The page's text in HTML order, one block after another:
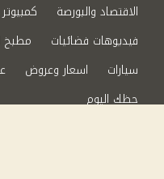
الاقتصاد والبورصة
فيديوهات فضائيات
مطبخ
سيارات
اسعار وعروض
حظك اليوم